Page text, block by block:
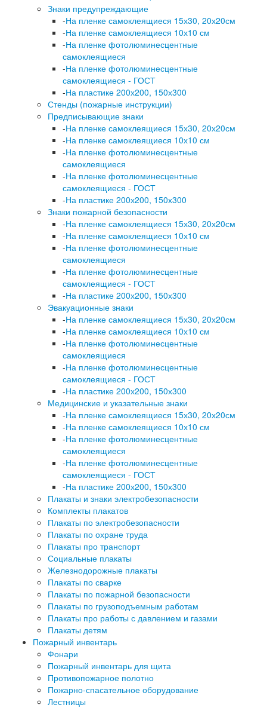
Знаки предупреждающие
-На пленке самоклеящиеся 15х30, 20х20см
-На пленке самоклеящиеся 10х10 см
-На пленке фотолюминесцентные
самоклеящиеся
-На пленке фотолюминесцентные
самоклеящиеся - ГОСТ
-На пластике 200х200, 150х300
Стенды (пожарные инструкции)
Предписывающие знаки
-На пленке самоклеящиеся 15х30, 20х20см
-На пленке самоклеящиеся 10х10 см
-На пленке фотолюминесцентные
самоклеящиеся
-На пленке фотолюминесцентные
самоклеящиеся - ГОСТ
-На пластике 200х200, 150х300
Знаки пожарной безопасности
-На пленке самоклеящиеся 15х30, 20х20см
-На пленке самоклеящиеся 10х10 см
-На пленке фотолюминесцентные
самоклеящиеся
-На пленке фотолюминесцентные
самоклеящиеся - ГОСТ
-На пластике 200х200, 150х300
Эвакуационные знаки
-На пленке самоклеящиеся 15х30, 20х20см
-На пленке самоклеящиеся 10х10 см
-На пленке фотолюминесцентные
самоклеящиеся
-На пленке фотолюминесцентные
самоклеящиеся - ГОСТ
-На пластике 200х200, 150х300
Медицинские и указательные знаки
-На пленке самоклеящиеся 15х30, 20х20см
-На пленке самоклеящиеся 10х10 см
-На пленке фотолюминесцентные
самоклеящиеся
-На пленке фотолюминесцентные
самоклеящиеся - ГОСТ
-На пластике 200х200, 150х300
Плакаты и знаки электробезопасности
Комплекты плакатов
Плакаты по электробезопасности
Плакаты по охране труда
Плакаты про транспорт
Социальные плакаты
Железнодорожные плакаты
Плакаты по сварке
Плакаты по пожарной безопасности
Плакаты по грузоподъемным работам
Плакаты про работы с давлением и газами
Плакаты детям
Пожарный инвентарь
Фонари
Пожарный инвентарь для щита
Противопожарное полотно
Пожарно-спасательное оборудование
Лестницы